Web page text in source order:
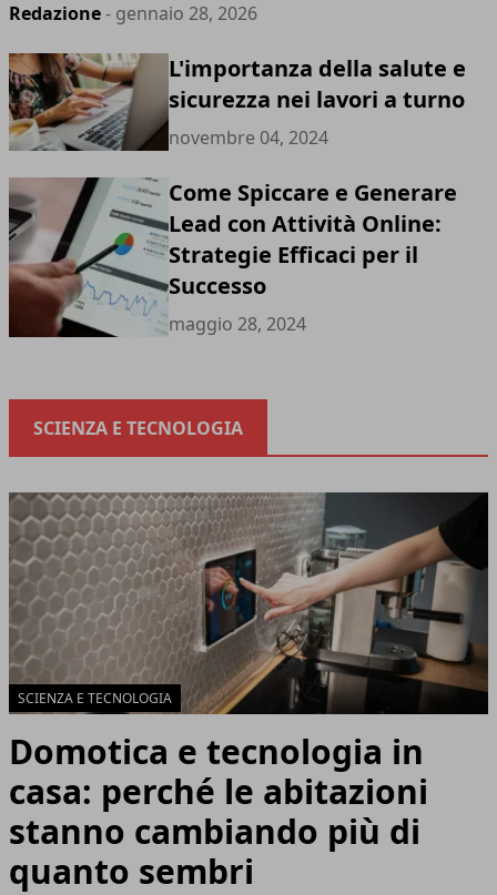
Redazione- gennaio 28, 2026
L'importanza della salute e
sicurezza nei lavori a turno
novembre 04, 2024
Come Spiccare e Generare
Lead con Attività Online:
Strategie Efficaci per il
Successo
maggio 28, 2024
SCIENZA E TECNOLOGIA
SCIENZA E TECNOLOGIA
Domotica e tecnologia in
casa: perché le abitazioni
stanno cambiando più di
quanto sembri